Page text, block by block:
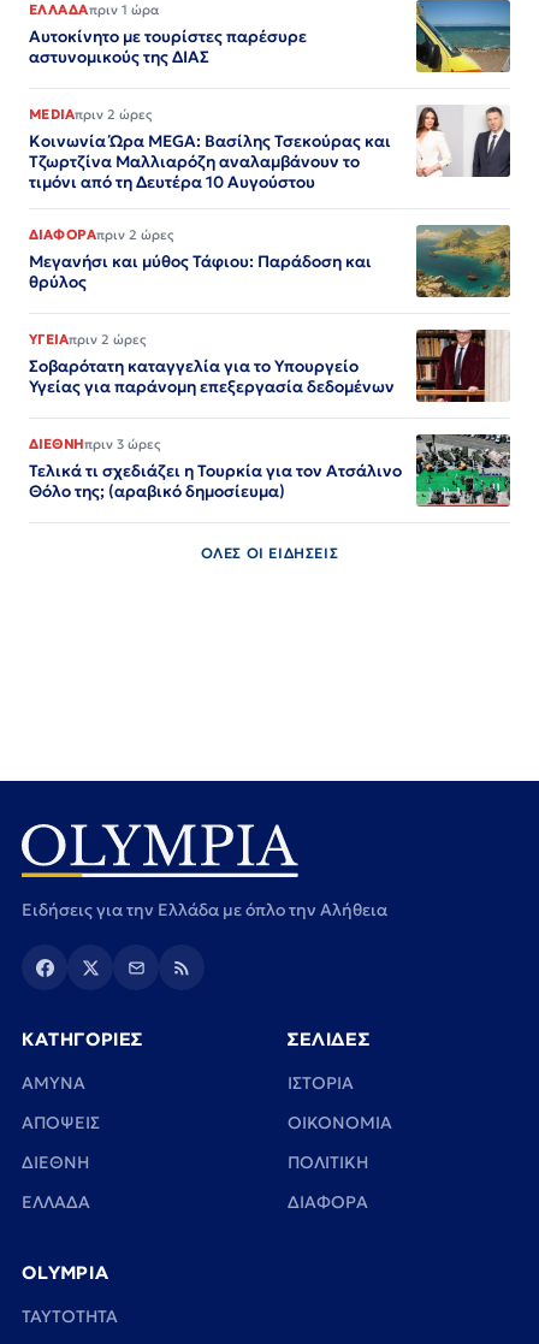
ΕΛΛΑΔΑπριν 1 ώρα
Αυτοκίνητο με τουρίστες παρέσυρε
αστυνομικούς της ΔΙΑΣ
MEDIAπριν 2 ώρες
Κοινωνία Ώρα MEGA: Βασίλης Τσεκούρας και
Τζωρτζίνα Μαλλιαρόζη αναλαμβάνουν το
τιμόνι από τη Δευτέρα 10 Αυγούστου
ΔΙΑΦΟΡΑπριν 2 ώρες
Μεγανήσι και μύθος Τάφιου: Παράδοση και
θρύλος
ΥΓΕΙΑπριν 2 ώρες
Σοβαρότατη καταγγελία για το Υπουργείο
Υγείας για παράνομη επεξεργασία δεδομένων
ΔΙΕΘΝΗπριν 3 ώρες
Τελικά τι σχεδιάζει η Τουρκία για τον Ατσάλινο
Θόλο της; (αραβικό δημοσίευμα)
ΟΛΕΣ ΟΙ ΕΙΔΗΣΕΙΣ
Ειδήσεις για την Ελλάδα με όπλο την Αλήθεια
ΚΑΤΗΓΟΡΙΕΣ
ΑΜΥΝΑ
ΑΠΟΨΕΙΣ
ΔΙΕΘΝΗ
ΕΛΛΑΔΑ
ΣΕΛΙΔΕΣ
ΙΣΤΟΡΙΑ
ΟΙΚΟΝΟΜΙΑ
ΠΟΛΙΤΙΚΗ
ΔΙΑΦΟΡΑ
OLYMPIA
TAYTOTHTA